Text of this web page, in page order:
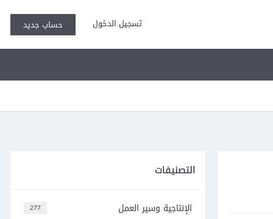
تسجيل الدخول حساب جديد
التصنيفات
277 الإنتاجية وسير العمل